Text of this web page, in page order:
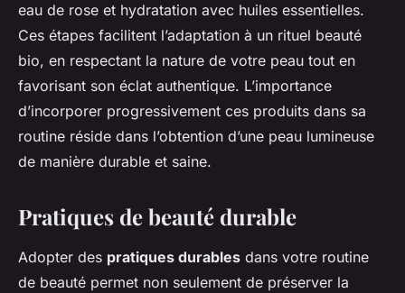
eau de rose et hydratation avec huiles essentielles.
Ces étapes facilitent l’adaptation à un rituel beauté
bio, en respectant la nature de votre peau tout en
favorisant son éclat authentique. L’importance
d’incorporer progressivement ces produits dans sa
routine réside dans l’obtention d’une peau lumineuse
de manière durable et saine.
Pratiques de beauté durable
Adopter des pratiques durables dans votre routine
de beauté permet non seulement de préserver la